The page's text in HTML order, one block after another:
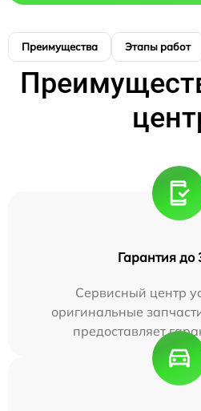
Преимущества Этапы работ
Гарантия до
Сервисный центр
оригинальные
предоставляет